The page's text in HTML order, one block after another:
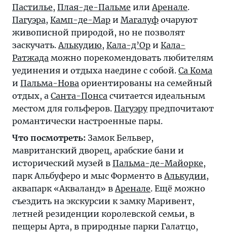
Пастилье, Плая-де-Пальме или Аренале.
Пагуэра, Камп-де-Мар и Магалуф очаруют
живописной природой, но не позволят
заскучать. Алькудию, Кала-д’Ор и Кала-
Ратжада можно порекомендовать любителям
уединения и отдыха наедине с собой. Са Кома
и Пальма-Нова ориентированы на семейный
отдых, а Санта-Понса считается идеальным
местом для гольферов. Пагуэрупредпочитают
романтически настроенные пары.
Что посмотреть: Замок Бельвер,
мавританский дворец, арабские бани и
исторический музей в Пальма-де-Майорке,
парк Альбуферо и мыс Форменто в Алькудии,
аквапарк «Акваланд» в Аренале. Ещё можно
съездить на экскурсии к замку Маривент,
летней резиденции королевской семьи, в
пещеры Арта, в природные парки Галатцо,